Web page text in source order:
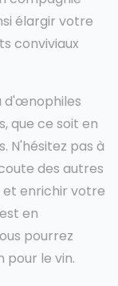
élargir votre
conviviaux
d'œnophiles
que ce soit en
N'hésitez pas à
des autres
et enrichir votre
en
pourrez
le vin.